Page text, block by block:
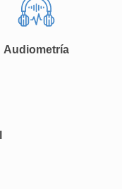
Audiometría